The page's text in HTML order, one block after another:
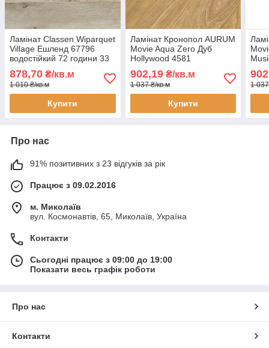
Ламінат Classen Wiparquet
Village Ешленд 67796
водостійкий 72 години 33
клас 8 мм широка дошка з
фаскою
878,70 ₴/кв.м
1 010 ₴/кв.м
Купити
Ламінат Кронопол AURUM
Movie Aqua Zero Дуб
Hollywood 4581
водостійкий 33 клас 8мм
широка дошка з фаскою
902,19₴/кв.м
1 037 ₴/кв.м
Купити
33
1
Про нас
91% позитивних з 23 відгуків за рік
Працює з 09.02.2016
м. Миколаїв
вул. Космонавтів, 65, Миколаїв, Україна
Контакти
Сьогодні працює з 09:00 до 19:00
Показати весь графік роботи
Про нас
Контакти